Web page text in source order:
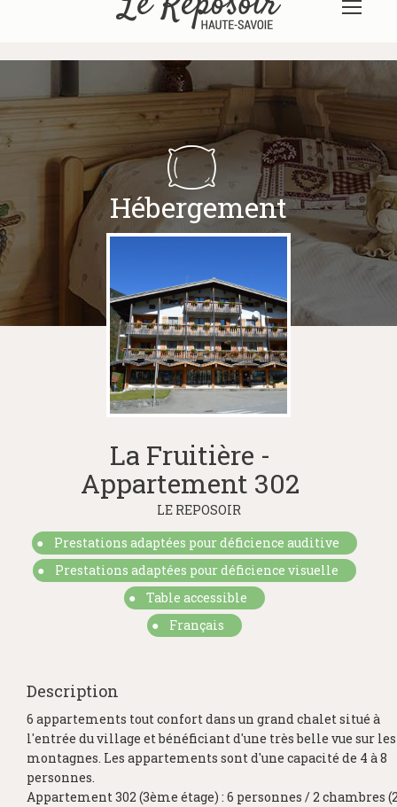
Hébergement
La Fruitière -
Appartement 302
LE REPOSOIR
Prestations adaptées pour déficience auditive
Prestations adaptées pour déficience visuelle
Table accessible
Français
Description
6 appartements tout confort dans un grand chalet situé à
l'entrée du village et bénéficiant d'une très belle vue sur les
montagnes. Les appartements sont d'une capacité de 4 à 8
personnes.
Appartement 302 (3ème étage) : 6 personnes / 2 chambres